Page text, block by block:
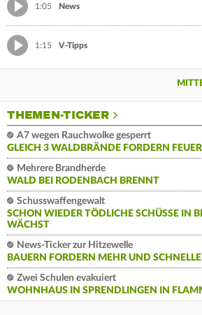
1:05 News
1:15 V-Tipps
THEMEN-TICKER
A7 wegen Rauchwolke gesperrt
GLEICH 3 WALDBRÄNDE FORDERN
Mehrere Brandherde
WALD BEI RODENBACH BRENNT
Schusswaffengewalt
SCHON WIEDER TÖDLICHE SCHÜSSE IN
WÄCHST
News-Ticker zur Hitzewelle
BAUERN FORDERN MEHR UND
Zwei Schulen evakuiert
WOHNHAUS IN SPRENDLINGEN IN